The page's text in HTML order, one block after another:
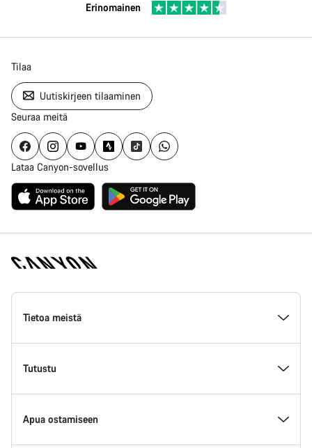
Erinomainen
Tilaa
Uutiskirjeen tilaaminen
Seuraa meitä
Lataa Canyon-sovellus
Canyon
Homepage
Tietoa meistä
Inside Canyon
Innovaatio Canyonilla
Tutustu
Tapahtumat
Apua ostamiseen